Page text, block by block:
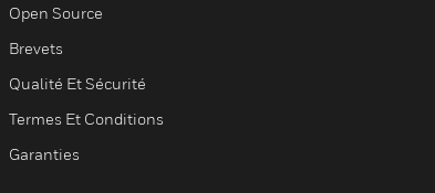
Open Source
Brevets
Qualité Et Sécurité
Termes Et Conditions
Garanties